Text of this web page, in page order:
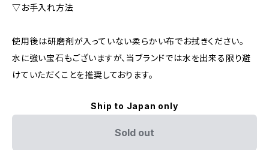
▽お手入れ方法
使用後は研磨剤が入っていない柔らかい布でお拭きください。
水に強い宝石もございますが、当ブランドでは水を出来る限り避
けていただくことを推奨しております。
Ship to Japan only
Sold out